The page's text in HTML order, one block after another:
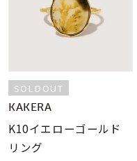
SOLDOUT
KAKERA
K10イエローゴールド
リング